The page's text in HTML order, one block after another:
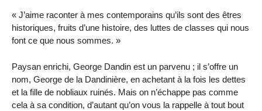
« J’aime raconter à mes contemporains qu’ils sont des êtres
historiques, fruits d’une histoire, des luttes de classes qui nous
font ce que nous sommes. »
Paysan enrichi, George Dandin est un parvenu ; il s’offre un
nom, George de la Dandinière, en achetant à la fois les dettes
et la fille de nobliaux ruinés. Mais on n’échappe pas comme
cela à sa condition, d’autant qu’on vous la rappelle à tout bout